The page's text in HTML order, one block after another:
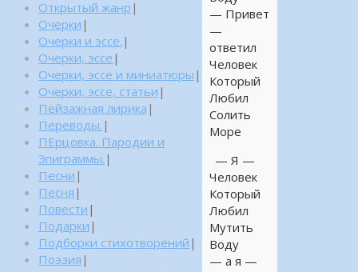
— Привет
—
ответил
Человек
Который
Любил
Солить
Море
— Я —
Человек
Который
Любил
Мутить
Воду
— а я —
Открытый жанр |
Очерки |
Очерки и эссе. |
Очерки, эссе |
Очерки, эссе и миниатюры |
Очерки, эссе, статьи |
Пейзажная лирика |
Переводы. |
ПЕрцовка. Пародии и
Эпиграммы. |
Песни |
Песня |
Повести |
Подарки |
Подборки стихотворений |
Поэзия |